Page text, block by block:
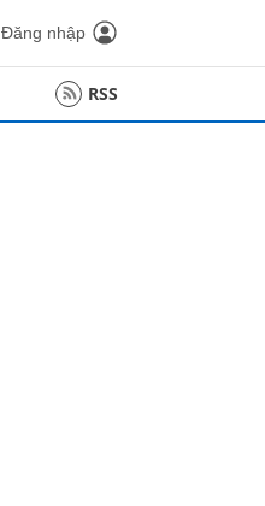
Đăng nhập
RSS